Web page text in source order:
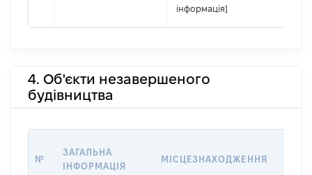
інформація]
4. Об'єкти незавершеного
будівництва
№
ЗАГАЛЬНА
ІНФОРМАЦІЯ
МІСЦЕЗНАХОДЖЕННЯ